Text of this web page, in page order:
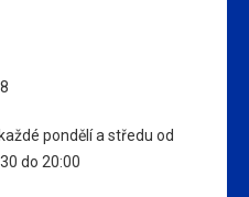
pondělí a středu od
do 20:00